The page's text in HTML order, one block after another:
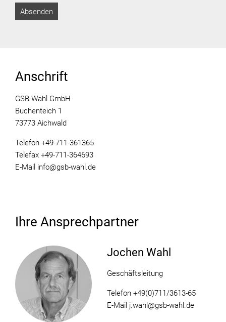
Anschrift
GSB-Wahl GmbH
Buchenteich 1
73773 Aichwald
Telefon +49-711-361365
Telefax +49-711-364693
E-Mail info@gsb-wahl.de
Ihre Ansprechpartner
Jochen Wahl
Geschäftsleitung
Telefon +49(0)711/3613-65
E-Mail j.wahl@gsb-wahl.de